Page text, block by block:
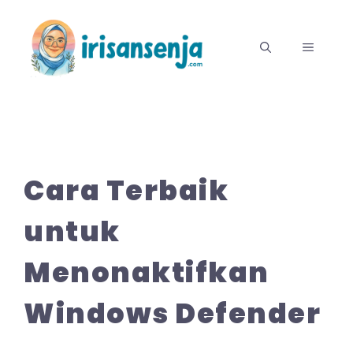
MENU
Cara Terbaik
untuk
Menonaktifkan
Windows Defender